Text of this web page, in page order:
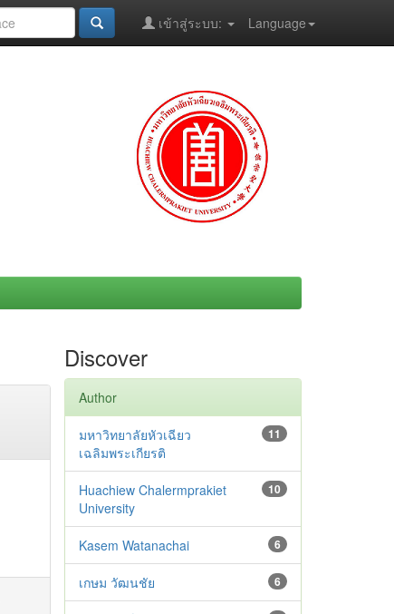
Language
เข้าสู่ระบบ:
Discover
Author
11
มหาวิทยาลัยหัวเฉียว
เฉลิมพระเกียรติ
10
Huachiew Chalermprakiet
University
6
Kasem Watanachai
6
เกษม วัฒนชัย